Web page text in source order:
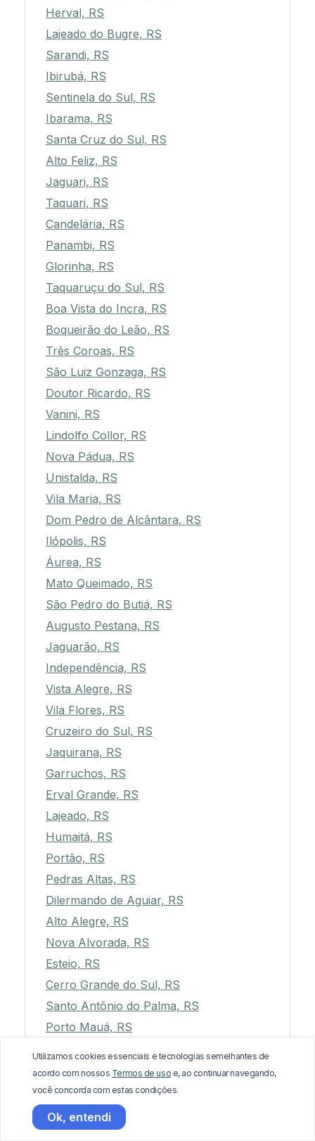
Herval, RS
Lajeado do Bugre, RS
Sarandi, RS
Ibirubá, RS
Sentinela do Sul, RS
Ibarama, RS
Santa Cruz do Sul, RS
Alto Feliz, RS
Jaguari, RS
Taquari, RS
Candelária, RS
Panambi, RS
Glorinha, RS
Taquaruçu do Sul, RS
Boa Vista do Incra, RS
Boqueirão do Leão, RS
Três Coroas, RS
São Luiz Gonzaga, RS
Doutor Ricardo, RS
Vanini, RS
Lindolfo Collor, RS
Nova Pádua, RS
Unistalda, RS
Vila Maria, RS
Dom Pedro de Alcântara, RS
Ilópolis, RS
Áurea, RS
Mato Queimado, RS
São Pedro do Butiá, RS
Augusto Pestana, RS
Jaguarão, RS
Independência, RS
Vista Alegre, RS
Vila Flores, RS
Cruzeiro do Sul, RS
Jaquirana, RS
Garruchos, RS
Erval Grande, RS
Lajeado, RS
Humaitá, RS
Portão, RS
Pedras Altas, RS
Dilermando de Aguiar, RS
Alto Alegre, RS
Nova Alvorada, RS
Esteio, RS
Cerro Grande do Sul, RS
Santo Antônio do Palma, RS
Porto Mauá, RS
Jaboticaba, RS
Nova Palma, RS
Coronel Barros, RS
Boa Vista do Buricá, RS
Utilizamos cookies essenciais e tecnologias semelhantes de
acordo com nossos Termos de uso e, ao continuar navegando,
você concorda com estas condições.
Ok, entendi